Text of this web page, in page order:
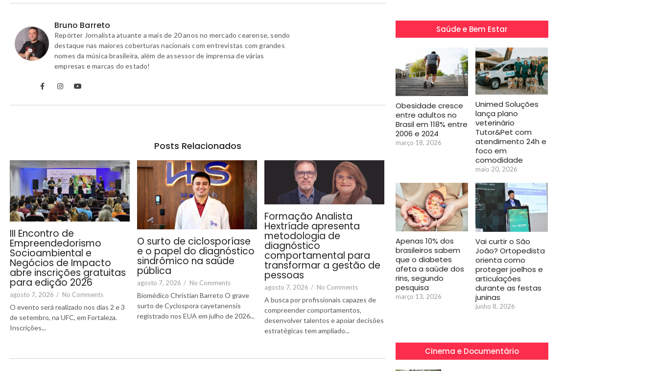
Bruno Barreto
Repórter Jornalista atuante a mais de 20 anos no mercado cearense, sendo
destaque nas maiores coberturas nacionais com entrevistas com grandes
nomes da música brasileira, além de assessor de imprensa de várias
empresas e marcas do estado!
Posts Relacionados
III Encontro de
Empreendedorismo
Socioambiental e
Negócios de Impacto
abre inscrições gratuitas
para edição 2026
agosto 7, 2026 / No Comments
O evento será realizado nos dias 2 e 3
de setembro, na UFC, em Fortaleza.
Inscrições...
O surto de ciclosporíase
e o papel do diagnóstico
sindrômico na saúde
pública
agosto 7, 2026 / No Comments
Biomédico Christian Barreto O grave
surto de Cyclospora cayetanensis
registrado nos EUA em julho de 2026...
Formação Analista
Hextríade apresenta
metodologia de
diagnóstico
comportamental para
transformar a gestão de
pessoas
agosto 7, 2026 / No Comments
A busca por profissionais capazes de
compreender comportamentos,
desenvolver talentos e apoiar decisões
estratégicas tem ampliado...
Saúde e Bem Estar
Obesidade cresce
entre adultos no
Brasil em 118% entre
2006 e 2024
março 18, 2026
Unimed Soluções
lança plano
veterinário
Tutor&Pet com
atendimento 24h e
foco em
comodidade
maio 20, 2026
Apenas 10% dos
brasileiros sabem
que o diabetes
afeta a saúde dos
rins, segundo
pesquisa
março 13, 2026
Vai curtir o São
João? Ortopedista
orienta como
proteger joelhos e
articulações
durante as festas
juninas
junho 8, 2026
Cinema e Documentário